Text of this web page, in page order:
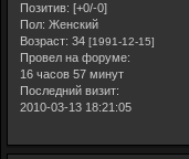
Позитив: [+0/-0]
Пол: Женский
Возраст: 34 [1991-12-15]
Провел на форуме:
16 часов 57 минут
Последний визит:
2010-03-13 18:21:05